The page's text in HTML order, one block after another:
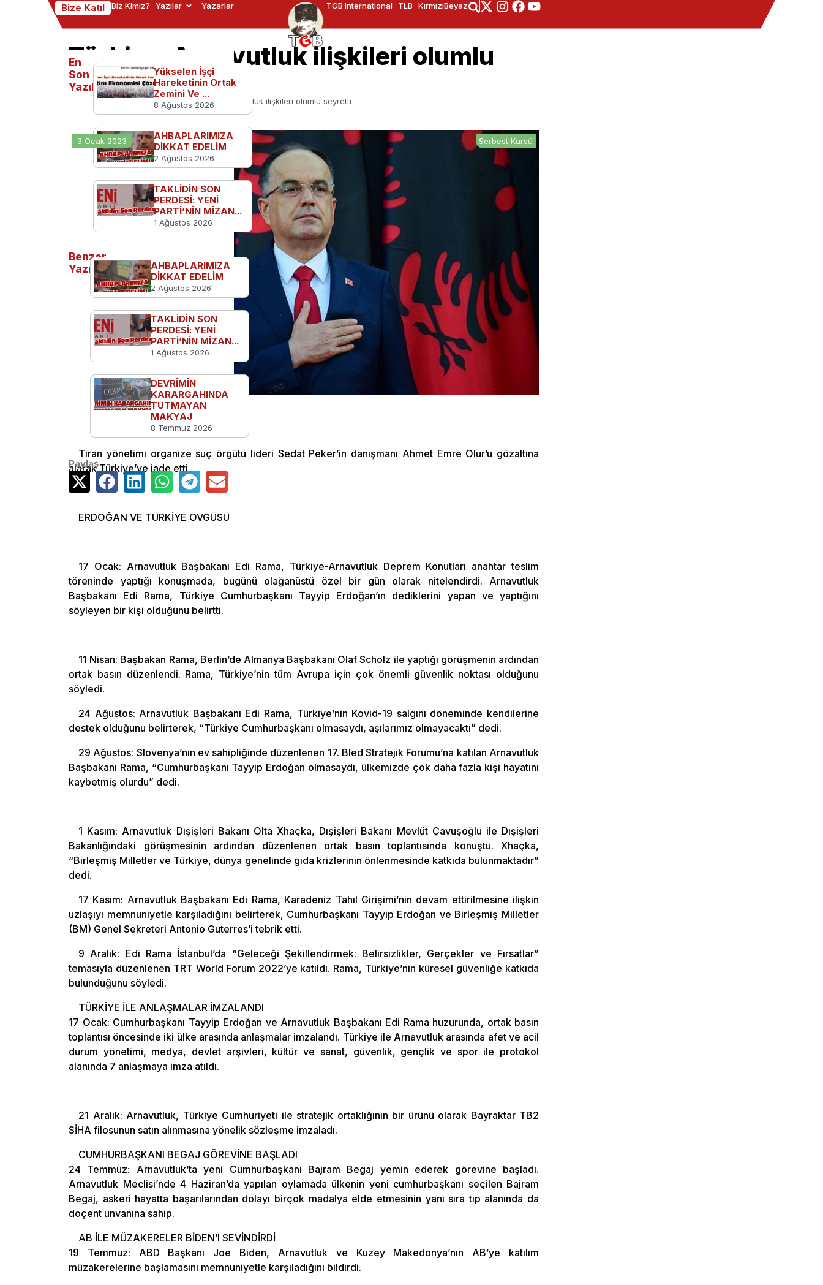
Bize Katıl Biz Kimiz? Yazılar Yazarlar TGB International TLB KırmızıBeyaz
Türkiye-Arnavutluk ilişkileri olumlu
seyretti
Ana Sayfa Serbest Kürsü Türkiye-Arnavutluk ilişkileri olumlu seyretti
3 Ocak 2023 Serbest Kürsü
Tiran yönetimi organize suç örgütü lideri Sedat Peker’in danışmanı Ahmet Emre Olur’u gözaltına
alarak Türkiye’ye iade etti
ERDOĞAN VE TÜRKİYE ÖVGÜSÜ
17 Ocak: Arnavutluk Başbakanı Edi Rama, Türkiye-Arnavutluk Deprem Konutları anahtar teslim
töreninde yaptığı konuşmada, bugünü olağanüstü özel bir gün olarak nitelendirdi. Arnavutluk
Başbakanı Edi Rama, Türkiye Cumhurbaşkanı Tayyip Erdoğan’ın dediklerini yapan ve yaptığını
söyleyen bir kişi olduğunu belirtti.
11 Nisan: Başbakan Rama, Berlin’de Almanya Başbakanı Olaf Scholz ile yaptığı görüşmenin ardından
ortak basın düzenlendi. Rama, Türkiye’nin tüm Avrupa için çok önemli güvenlik noktası olduğunu
söyledi.
24 Ağustos: Arnavutluk Başbakanı Edi Rama, Türkiye’nin Kovid-19 salgını döneminde kendilerine
destek olduğunu belirterek, “Türkiye Cumhurbaşkanı olmasaydı, aşılarımız olmayacaktı” dedi.
29 Ağustos: Slovenya’nın ev sahipliğinde düzenlenen 17. Bled Stratejik Forumu’na katılan Arnavutluk
Başbakanı Rama, “Cumhurbaşkanı Tayyip Erdoğan olmasaydı, ülkemizde çok daha fazla kişi hayatını
kaybetmiş olurdu” dedi.
1 Kasım: Arnavutluk Dışişleri Bakanı Olta Xhaçka, Dışişleri Bakanı Mevlüt Çavuşoğlu ile Dışişleri
Bakanlığındaki görüşmesinin ardından düzenlenen ortak basın toplantısında konuştu. Xhaçka,
“Birleşmiş Milletler ve Türkiye, dünya genelinde gıda krizlerinin önlenmesinde katkıda bulunmaktadır”
dedi.
17 Kasım: Arnavutluk Başbakanı Edi Rama, Karadeniz Tahıl Girişimi’nin devam ettirilmesine ilişkin
uzlaşıyı memnuniyetle karşıladığını belirterek, Cumhurbaşkanı Tayyip Erdoğan ve Birleşmiş Milletler
(BM) Genel Sekreteri Antonio Guterres’i tebrik etti.
9 Aralık: Edi Rama İstanbul’da “Geleceği Şekillendirmek: Belirsizlikler, Gerçekler ve Fırsatlar”
temasıyla düzenlenen TRT World Forum 2022’ye katıldı. Rama, Türkiye’nin küresel güvenliğe katkıda
bulunduğunu söyledi.
TÜRKİYE İLE ANLAŞMALAR İMZALANDI
17 Ocak: Cumhurbaşkanı Tayyip Erdoğan ve Arnavutluk Başbakanı Edi Rama huzurunda, ortak basın
toplantısı öncesinde iki ülke arasında anlaşmalar imzalandı. Türkiye ile Arnavutluk arasında afet ve acil
durum yönetimi, medya, devlet arşivleri, kültür ve sanat, güvenlik, gençlik ve spor ile protokol
alanında 7 anlaşmaya imza atıldı.
21 Aralık: Arnavutluk, Türkiye Cumhuriyeti ile stratejik ortaklığının bir ürünü olarak Bayraktar TB2
SİHA filosunun satın alınmasına yönelik sözleşme imzaladı.
CUMHURBAŞKANI BEGAJ GÖREVİNE BAŞLADI
24 Temmuz: Arnavutluk’ta yeni Cumhurbaşkanı Bajram Begaj yemin ederek görevine başladı.
Arnavutluk Meclisi’nde 4 Haziran’da yapılan oylamada ülkenin yeni cumhurbaşkanı seçilen Bajram
Begaj, askeri hayatta başarılarından dolayı birçok madalya elde etmesinin yanı sıra tıp alanında da
doçent unvanına sahip.
AB İLE MÜZAKERELER BİDEN’I SEVİNDİRDİ
19 Temmuz: ABD Başkanı Joe Biden, Arnavutluk ve Kuzey Makedonya’nın AB’ye katılım
müzakerelerine başlamasını memnuniyetle karşıladığını bildirdi.
En
Son
Yazılanlar
Yükselen İşçi
Hareketinin Ortak
Zemini Ve ...
8 Ağustos 2026
AHBAPLARIMIZA
DİKKAT EDELİM
2 Ağustos 2026
TAKLİDİN SON
PERDESİ: YENİ
PARTİ’NİN MİZAN...
1 Ağustos 2026
Benzer
Yazılar
AHBAPLARIMIZA
DİKKAT EDELİM
2 Ağustos 2026
TAKLİDİN SON
PERDESİ: YENİ
PARTİ’NİN MİZAN...
1 Ağustos 2026
DEVRİMİN
KARARGAHINDA
TUTMAYAN
MAKYAJ
8 Temmuz 2026
Paylaş